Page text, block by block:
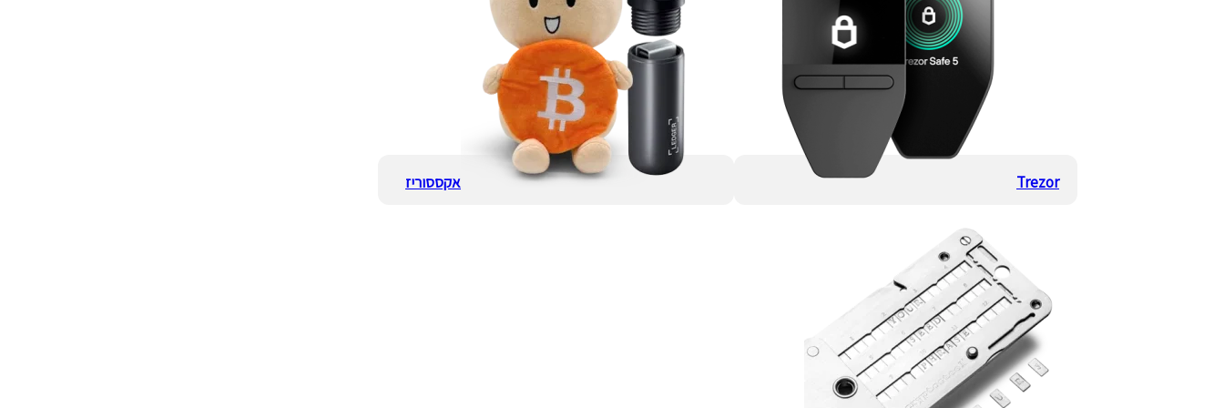
Trezor אקססוריז